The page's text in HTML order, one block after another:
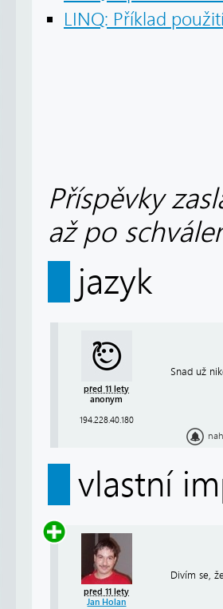
LINQ: Příklad
Příspěvky
až po
jazyk
před 11 lety
anonym
194.228.40.180
Snad už
vlastní
před 11 lety
Jan Holan
Divím se,